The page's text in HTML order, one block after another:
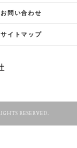
お問い合わせ
サイトマップ
RESERVED.